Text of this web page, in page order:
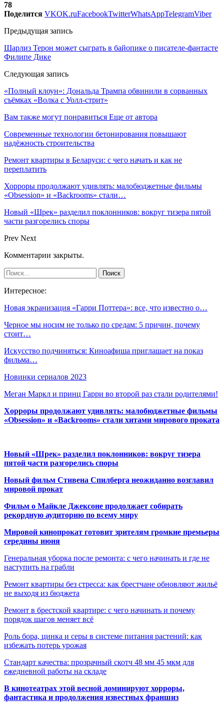
78
Поделится VKOK.ruFacebookTwitterWhatsAppTelegramViber
Предыдущая запись
Шарлиз Терон может сыграть в байопике о писателе-фантасте
Филипе Дике
Следующая запись
«Полный клоун»: Дональда Трампа обвинили в сорванных
съёмках «Волка с Уолл-стрит»
Вам также могут понравиться Еще от автора
Современные технологии бетонирования повышают
надёжность строительства
Ремонт квартиры в Беларуси: с чего начать и как не
переплатить
Хорроры продолжают удивлять: малобюджетные фильмы
«Obsession» и «Backrooms» стали…
Новый «Шрек» разделил поклонников: вокруг тизера пятой
части разгорелись споры
Prev Next
Комментарии закрыты.
Интересное:
Новая экранизация «Гарри Поттера»: все, что известно о…
Черное мы носим не только по средам: 5 причин, почему
стоит…
Искусство подчиняться: Киноафиша приглашает на показ
фильма…
Новинки сериалов 2023
Меган Маркл и принц Гарри во второй раз стали родителями!
Хорроры продолжают удивлять: малобюджетные фильмы
«Obsession» и «Backrooms» стали хитами мирового проката
Новый «Шрек» разделил поклонников: вокруг тизера
пятой части разгорелись споры
Новый фильм Стивена Спилберга неожиданно возглавил
мировой прокат
Фильм о Майкле Джексоне продолжает собирать
рекордную аудиторию по всему миру
Мировой кинопрокат готовит зрителям громкие премьеры
середины июня
Генеральная уборка после ремонта: с чего начинать и где не
наступить на грабли
Ремонт квартиры без стресса: как брестчане обновляют жильё
не выходя из бюджета
Ремонт в брестской квартире: с чего начинать и почему
порядок шагов меняет всё
Роль бора, цинка и серы в системе питания растений: как
избежать потерь урожая
Стандарт качества: прозрачный скотч 48 мм 45 мкм для
ежедневной работы на складе
В кинотеатрах этой весной доминируют хорроры,
фантастика и продолжения известных франшиз